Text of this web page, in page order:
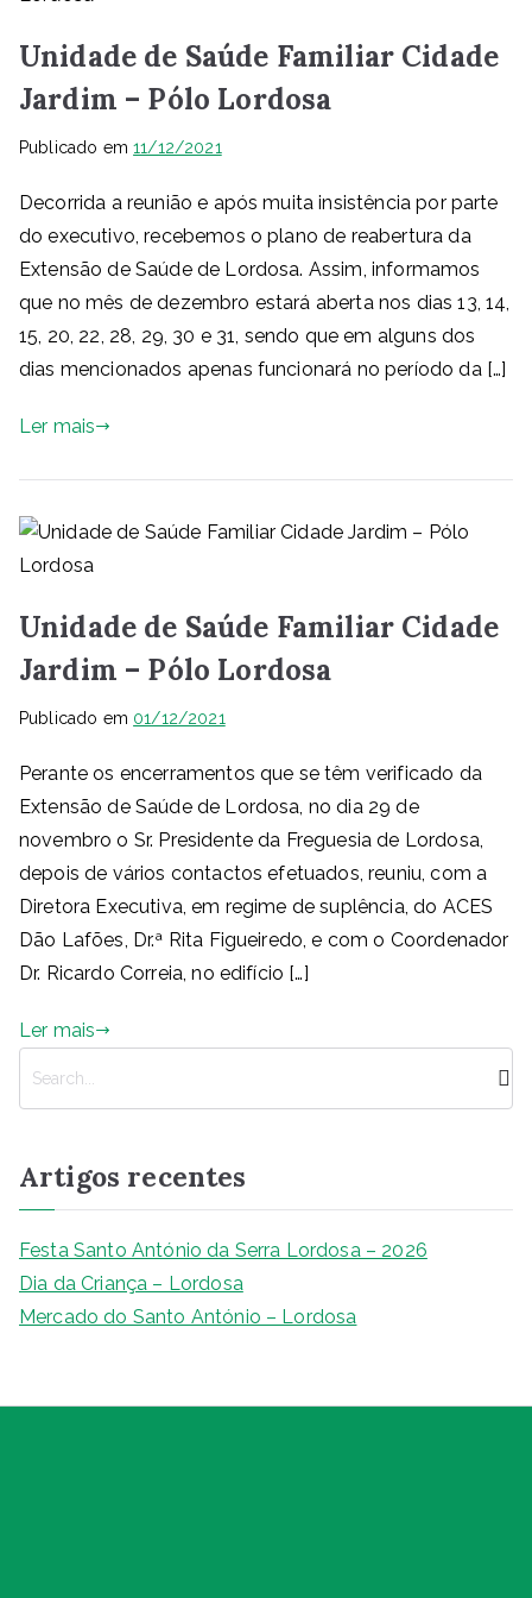
Unidade de Saúde Familiar Cidade
Jardim – Pólo Lordosa
Publicado em11/12/2021
Decorrida a reunião e após muita insistência por parte
do executivo, recebemos o plano de reabertura da
Extensão de Saúde de Lordosa. Assim, informamos
que no mês de dezembro estará aberta nos dias 13, 14,
15, 20, 22, 28, 29, 30 e 31, sendo que em alguns dos
dias mencionados apenas funcionará no período da […]
Ler mais
Unidade de Saúde Familiar Cidade
Jardim – Pólo Lordosa
Publicado em 01/12/2021
Perante os encerramentos que se têm verificado da
Extensão de Saúde de Lordosa, no dia 29 de
novembro o Sr. Presidente da Freguesia de Lordosa,
depois de vários contactos efetuados, reuniu, com a
Diretora Executiva, em regime de suplência, do ACES
Dão Lafões, Dr.ª Rita Figueiredo, e com o Coordenador
Dr. Ricardo Correia, no edifício […]
Ler mais
u
i
s
r
Artigos recentes
Festa Santo António da Serra Lordosa – 2026
Dia da Criança – Lordosa
Mercado do Santo António – Lordosa